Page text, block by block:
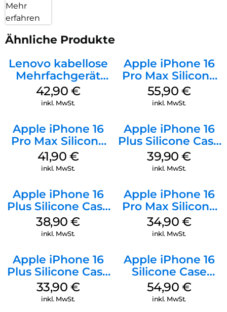
Mehr
erfahren
Ähnliche Produkte
Lenovo kabellose
Mehrfachgerät
Luna Grey
42,90 €
inkl. MwSt.
Apple iPhone 16
Pro Max Silicone
Case MagSafe
Stone Gray
55,90 €
inkl. MwSt.
Apple iPhone 16
Pro Max Silicone
Case MagSafe
Ultramarine
41,90 €
inkl. MwSt.
Apple iPhone 16
Plus Silicone Case
MagSafe Plum
39,90€
inkl. MwSt.
Apple iPhone 16
Plus Silicone Case
MagSafe Denim
38,90€
inkl. MwSt.
Apple iPhone 16
Pro Max Silicone
Case MagSafe
Denim
34,90 €
inkl. MwSt.
Apple iPhone 16
Plus Silicone Case
MagSafe Lake
Green
33,90 €
inkl. MwSt.
Apple iPhone 16
Silicone Case
MagSafe Black
54,90 €
inkl. MwSt.